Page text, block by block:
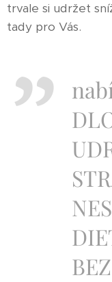
trvale si udržet
tady pro Vás.​